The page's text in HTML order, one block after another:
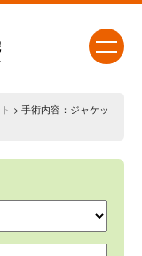
> 手術内容：ジャケッ